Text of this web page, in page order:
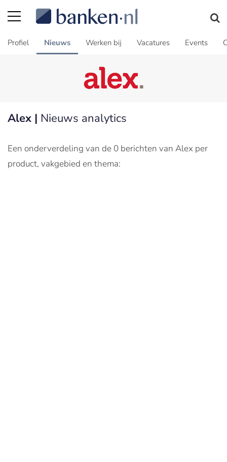
Profiel Nieuws Werken bij Vacatures Events
Alex | Nieuws analytics
Een onderverdeling van de 0 berichten van Alex per
product, vakgebied en thema: